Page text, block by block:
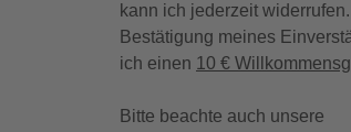
kann ich jederzeit
Bestätigung meines
ich einen 10 €
Bitte beachte auch unsere